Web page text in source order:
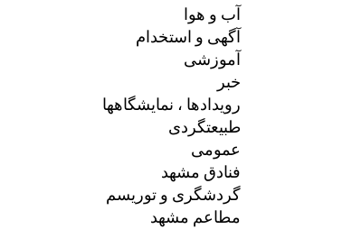
آب و هوا
آگهی و استخدام
آموزشی
خبر
رویدادها ، نمایشگاهها
طبیعتگردی
عمومی
فنادق مشهد
گردشگری و توریسم
مطاعم مشهد